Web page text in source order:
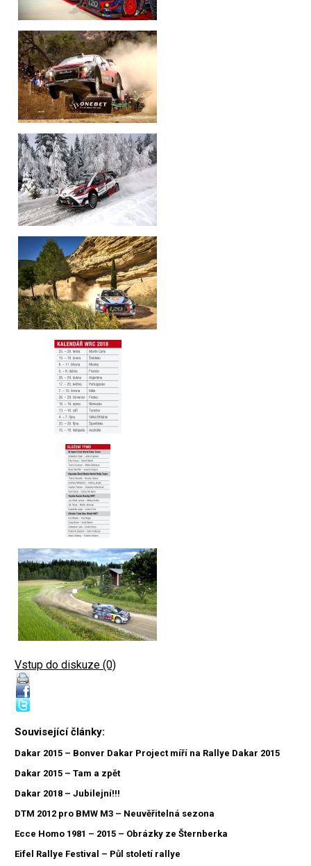
Vstup do diskuze (0)
Související články:
Dakar 2015 – Bonver Dakar Project míří na Rallye Dakar 2015
Dakar 2015 – Tam a zpět
Dakar 2018 – Jubilejní!!!
DTM 2012 pro BMW M3 – Neuvěřitelná sezona
Ecce Homo 1981 – 2015 – Obrázky ze Šternberka
Eifel Rallye Festival – Půl století rallye